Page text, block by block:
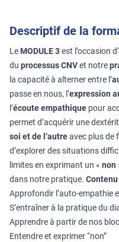
Descriptif de la
Le MODULE 3est l’occasion d’
du processus CNVet notre
la capacité à alterner entre l’
passe en nous, l’expression
l’écoute empathique pour
permet d’acquérir une
soi et de l’autreavec plus de
d’explorer des situations
limites en exprimant un « non
dans notre pratique.
Approfondir l’auto-empathie
S’entraîner à la pratique du
Apprendre à partir de nos
Entendre et exprimer “non”